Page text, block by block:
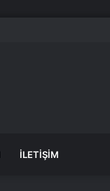
İLETIŞIM